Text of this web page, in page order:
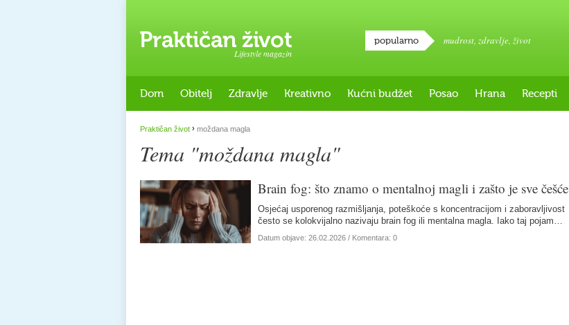
Lifestyle magazin
popularno mudrost, zdravlje, život
Dom Obitelj Zdravlje Kreativno Kućni budžet Posao Hrana Recepti
Praktičan život › moždana magla
Tema "moždana magla"
Brain fog: što znamo o mentalnoj magli i zašto je sve češće
spominjemo?
Osjećaj usporenog razmišljanja, poteškoće s koncentracijom i zaboravljivost
često se kolokvijalno nazivaju brain fog ili mentalna magla. Iako taj pojam…
Datum objave: 26.02.2026 / Komentara: 0